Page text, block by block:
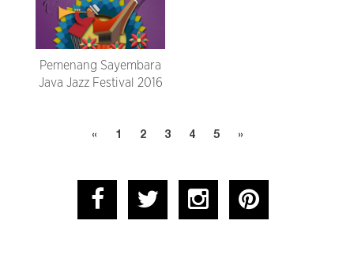
Pemenang Sayembara
Java Jazz Festival 2016
« 1 2 3 4 5 »